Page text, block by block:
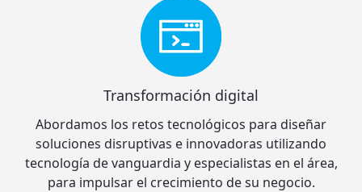
Transformación digital
Abordamos los retos tecnológicos para diseñar
soluciones disruptivas e innovadoras utilizando
tecnología de vanguardia y especialistas en el área,
para impulsar el crecimiento de su negocio.